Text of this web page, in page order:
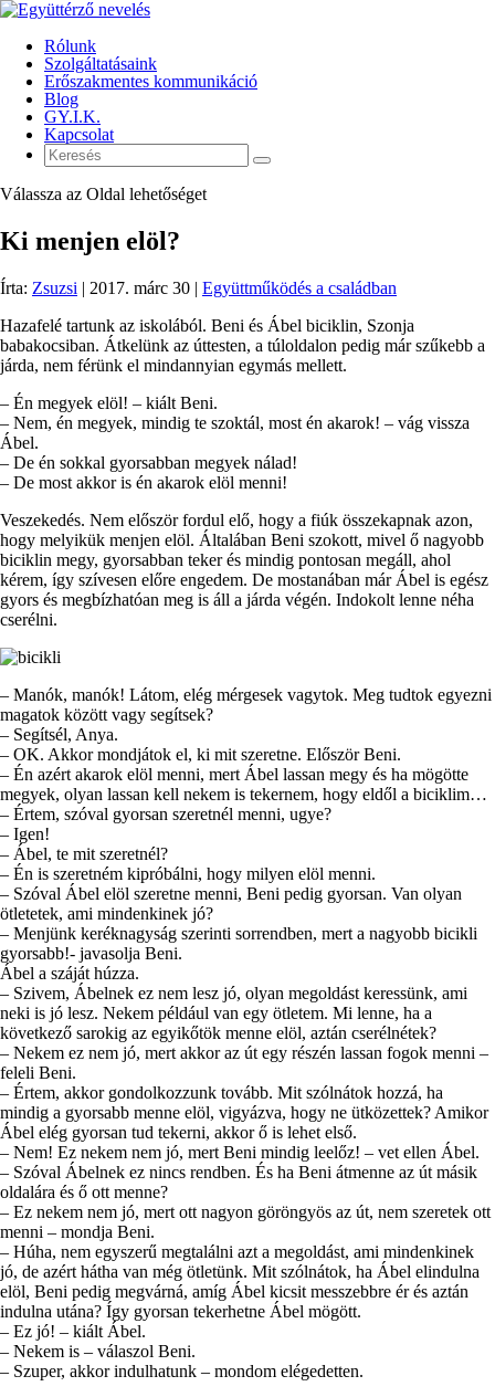
Rólunk
Szolgáltatásaink
Erőszakmentes kommunikáció
Blog
GY.I.K.
Kapcsolat
Válassza az Oldal lehetőséget
Ki menjen elöl?
Írta: Zsuzsi | 2017. márc 30 | Együttműködés a családban
Hazafelé tartunk az iskolából. Beni és Ábel biciklin, Szonja
babakocsiban. Átkelünk az úttesten, a túloldalon pedig már szűkebb a
járda, nem férünk el mindannyian egymás mellett.
– Én megyek elöl! – kiált Beni.
– Nem, én megyek, mindig te szoktál, most én akarok! – vág vissza
Ábel.
– De én sokkal gyorsabban megyek nálad!
– De most akkor is én akarok elöl menni!
Veszekedés. Nem először fordul elő, hogy a fiúk összekapnak azon,
hogy melyikük menjen elöl. Általában Beni szokott, mivel ő nagyobb
biciklin megy, gyorsabban teker és mindig pontosan megáll, ahol
kérem, így szívesen előre engedem. De mostanában már Ábel is egész
gyors és megbízhatóan meg is áll a járda végén. Indokolt lenne néha
cserélni.
– Manók, manók! Látom, elég mérgesek vagytok. Meg tudtok egyezni
magatok között vagy segítsek?
– Segítsél, Anya.
– OK. Akkor mondjátok el, ki mit szeretne. Először Beni.
– Én azért akarok elöl menni, mert Ábel lassan megy és ha mögötte
megyek, olyan lassan kell nekem is tekernem, hogy eldől a biciklim…
– Értem, szóval gyorsan szeretnél menni, ugye?
– Igen!
– Ábel, te mit szeretnél?
– Én is szeretném kipróbálni, hogy milyen elöl menni.
– Szóval Ábel elöl szeretne menni, Beni pedig gyorsan. Van olyan
ötletetek, ami mindenkinek jó?
– Menjünk keréknagyság szerinti sorrendben, mert a nagyobb bicikli
gyorsabb!- javasolja Beni.
Ábel a száját húzza.
– Szivem, Ábelnek ez nem lesz jó, olyan megoldást keressünk, ami
neki is jó lesz. Nekem például van egy ötletem. Mi lenne, ha a
következő sarokig az egyikőtök menne elöl, aztán cserélnétek?
– Nekem ez nem jó, mert akkor az út egy részén lassan fogok menni –
feleli Beni.
– Értem, akkor gondolkozzunk tovább. Mit szólnátok hozzá, ha
mindig a gyorsabb menne elöl, vigyázva, hogy ne ütközettek? Amikor
Ábel elég gyorsan tud tekerni, akkor ő is lehet első.
– Nem! Ez nekem nem jó, mert Beni mindig leelőz! – vet ellen Ábel.
– Szóval Ábelnek ez nincs rendben. És ha Beni átmenne az út másik
oldalára és ő ott menne?
– Ez nekem nem jó, mert ott nagyon göröngyös az út, nem szeretek ott
menni – mondja Beni.
– Húha, nem egyszerű megtalálni azt a megoldást, ami mindenkinek
jó, de azért hátha van még ötletünk. Mit szólnátok, ha Ábel elindulna
elöl, Beni pedig megvárná, amíg Ábel kicsit messzebbre ér és aztán
indulna utána? Így gyorsan tekerhetne Ábel mögött.
– Ez jó! – kiált Ábel.
– Nekem is – válaszol Beni.
– Szuper, akkor indulhatunk – mondom elégedetten.